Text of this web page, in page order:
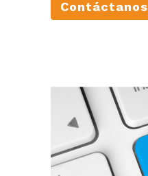
Contáctanos